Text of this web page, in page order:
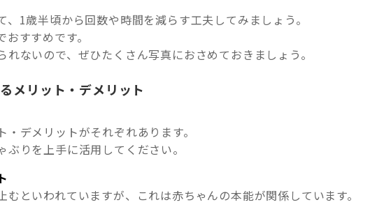
1歳半頃から回数や時間を減らす工夫してみましょう。
すすめです。
ないので、ぜひたくさん写真におさめておきましょう。
メリット・デメリット
デメリットがそれぞれあります。
りを上手に活用してください。
といわれていますが、これは赤ちゃんの本能が関係しています。